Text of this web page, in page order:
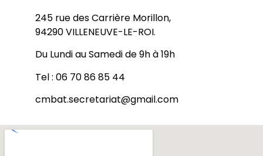
245 rue des Carrière Morillon,
94290 VILLENEUVE-LE-ROI.
Du Lundi au Samedi de 9h à 19h
Tel : 06 70 86 85 44
cmbat.secretariat@gmail.com